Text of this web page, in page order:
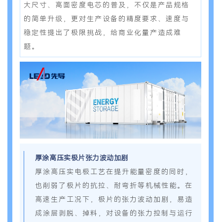
大尺寸、高面密度电芯的普及，不仅是产品规格
的简单升级，更对生产设备的精度要求 、速度与
稳定性提出了极限挑战，给商业化量产造成难
题。
厚涂高压实极片张力波动加剧
厚涂高压实电极工艺在提升能量密度的同时，
也削弱了极片的抗拉、耐弯折等机械性能。在
高速生产工况下，极片的张力波动加剧，易造
成涂层剥脱、掉料，对设备的张力控制与运行